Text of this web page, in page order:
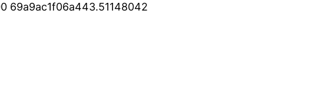
69a9ac1f06a443.51148042